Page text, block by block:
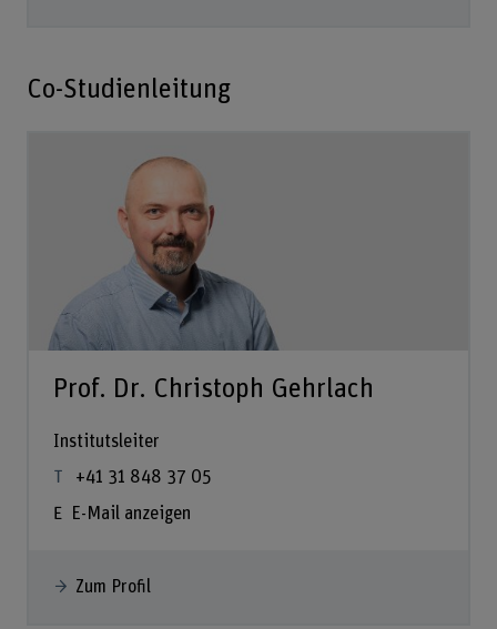
Co-Studienleitung
Prof. Dr. Christoph Gehrlach
Institutsleiter
+41 31 848 37 05
E-Mail anzeigen
Zum Profil